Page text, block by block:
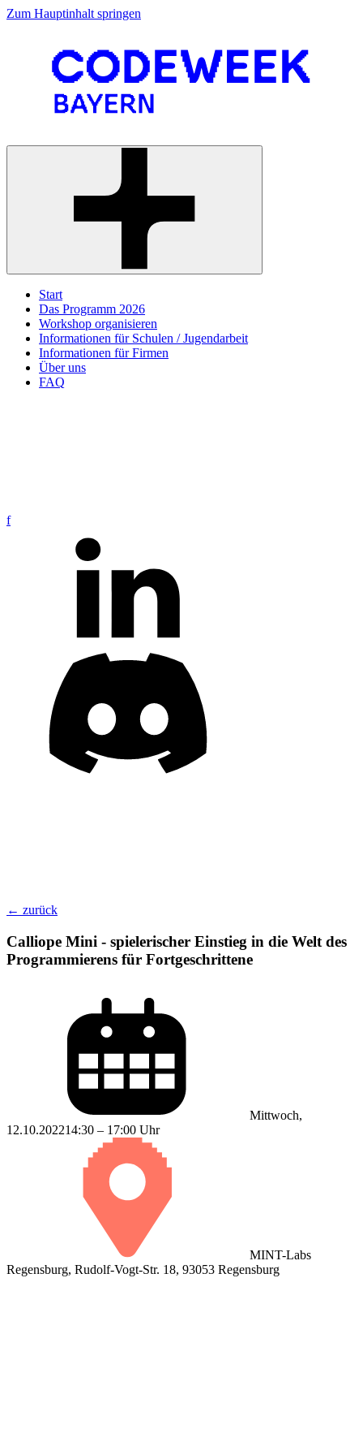
Zum Hauptinhalt springen
Start
Das Programm 2026
Workshop organisieren
Informationen für Schulen / Jugendarbeit
Informationen für Firmen
Über uns
FAQ
f
← zurück
Calliope Mini - spielerischer Einstieg in die Welt des
Programmierens für Fortgeschrittene
Mittwoch,
12.10.202214:30 – 17:00 Uhr
MINT-Labs
Regensburg, Rudolf-Vogt-Str. 18, 93053 Regensburg